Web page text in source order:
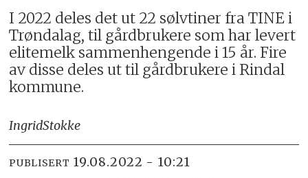
I 2022 deles det ut 22 sølvtiner fra TINE i
Trøndalag, til gårdbrukere som har levert
elitemelk sammenhengende i 15 år. Fire
av disse deles ut til gårdbrukere i Rindal
kommune.
IngridStokke
PUBLISERT 19.08.2022 - 10:21